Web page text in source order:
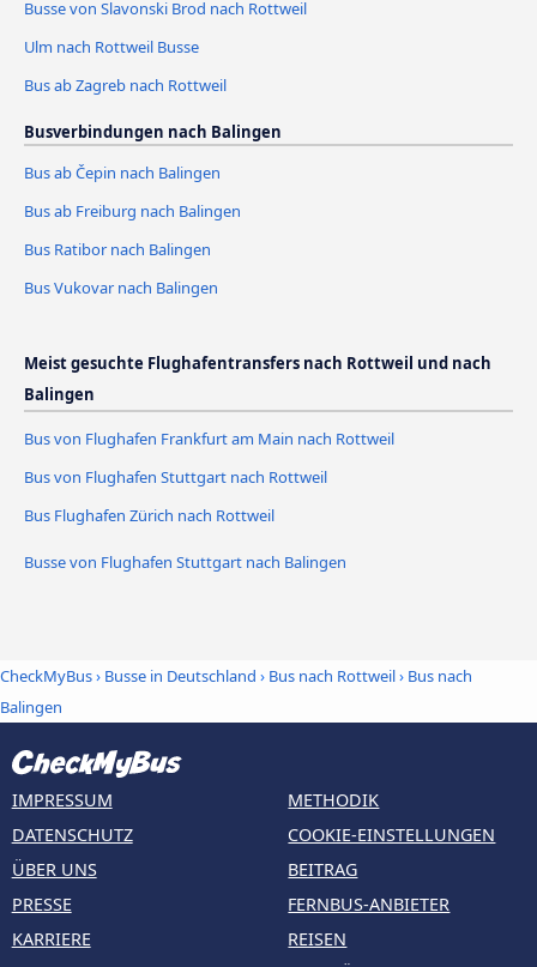
Busse von Slavonski Brod nach Rottweil
Ulm nach Rottweil Busse
Bus ab Zagreb nach Rottweil
Busverbindungen nach Balingen
Bus ab Čepin nach Balingen
Bus ab Freiburg nach Balingen
Bus Ratibor nach Balingen
Bus Vukovar nach Balingen
Meist gesuchte Flughafentransfers nach Rottweil und nach
Balingen
Bus von Flughafen Frankfurt am Main nach Rottweil
Bus von Flughafen Stuttgart nach Rottweil
Bus Flughafen Zürich nach Rottweil
Busse von Flughafen Stuttgart nach Balingen
CheckMyBus› Busse in Deutschland › Bus nach Rottweil› Bus nach
Balingen
IMPRESSUM
DATENSCHUTZ
ÜBER UNS
PRESSE
KARRIERE
METHODIK
COOKIE-EINSTELLUNGEN
BEITRAG
FERNBUS-ANBIETER
REISEN